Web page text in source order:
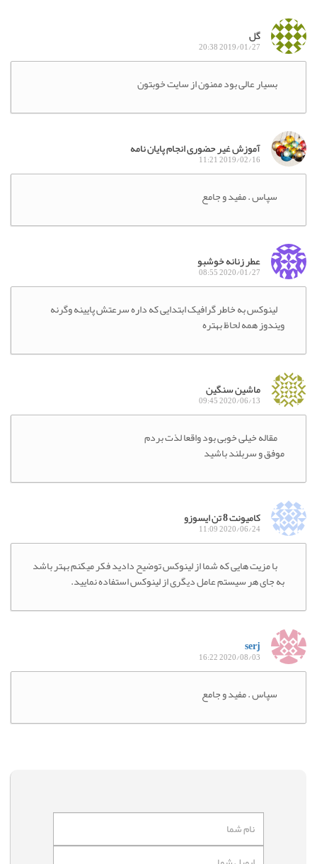
گل
2019/01/27 20:38
بسیار عالی بود ممنون از سایت خوبتون
آموزش غیر حضوری انجام پایان نامه
2019/02/16 11:21
سپاس . مفید و جامع
عطر زنانه خوشبو
2020/01/27 08:55
لینوکس به خاطر گرافیک ابتدایی که داره سرعتش پایینه وگرنه
ویندوز همه لحاظ بهتره
ماشین سنگین
2020/06/13 09:45
مقاله خیلی خوبی بود واقعا لذت بردم
موفق و سربلند باشید
کامیونت 8 تن ایسوزو
2020/06/24 11:09
با مزیت هایی که شما از لینوکس توضیح دادید فکر میکنم بهتر باشد
به جای هر سیستم عامل دیگری از لینوکس استفاده نمایید.
serj
2020/08/03 16:22
سپاس . مفید و جامع